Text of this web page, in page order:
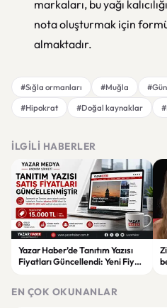
markaları, bu yağı
nota oluşturmak için
almaktadır.
#Sığla ormanları #Muğla
#Hipokrat
#Doğal kaynaklar
İLGILI HABERLER
Yazar Haber’de Tanıtım Yazısı
Fiyatları Güncellendi: Yeni Fiyat
EN ÇOK OKUNANLAR